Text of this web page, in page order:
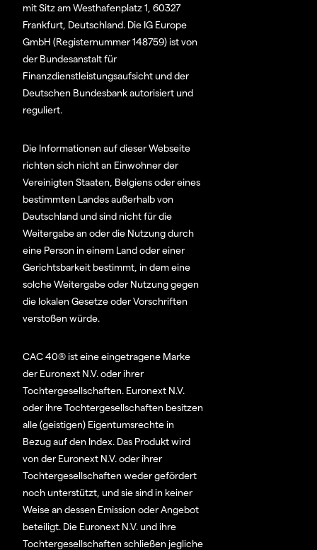
mit Sitz am Westhafenplatz 1, 60327
Frankfurt, Deutschland. Die IG Europe
GmbH (Registernummer 148759) ist von
der Bundesanstalt für
Finanzdienstleistungsaufsicht und der
Deutschen Bundesbank autorisiert und
reguliert.
Die Informationen auf dieser Webseite
richten sich nicht an Einwohner der
Vereinigten Staaten, Belgiens oder eines
bestimmten Landes außerhalb von
Deutschland und sind nicht für die
Weitergabe an oder die Nutzung durch
eine Person in einem Land oder einer
Gerichtsbarkeit bestimmt, in dem eine
solche Weitergabe oder Nutzung gegen
die lokalen Gesetze oder Vorschriften
verstoßen würde.
CAC 40® ist eine eingetragene Marke
der Euronext N.V. oder ihrer
Tochtergesellschaften. Euronext N.V.
oder ihre Tochtergesellschaften besitzen
alle (geistigen) Eigentumsrechte in
Bezug auf den Index. Das Produkt wird
von der Euronext N.V. oder ihrer
Tochtergesellschaften weder gefördert
noch unterstützt, und sie sind in keiner
Weise an dessen Emission oder Angebot
beteiligt. Die Euronext N.V. und ihre
Tochtergesellschaften schließen jegliche